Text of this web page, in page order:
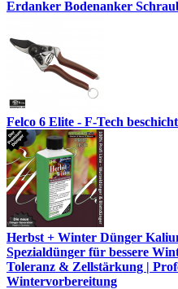
Erdanker Bodenanker
Felco 6 Elite - F-Tech
Herbst + Winter Dünger
Spezialdünger für bessere
Toleranz & Zellstärkung |
Wintervorbereitung